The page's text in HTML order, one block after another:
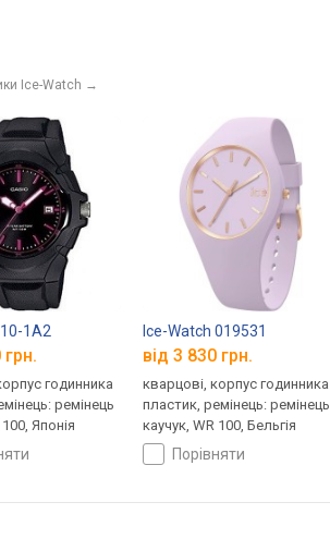
Ice-Watch →
1A2
грн.
годинника
ремінець
Японія
Ice-Watch 019531
від 3 830 грн.
кварцові, корпус годинника
пластик, ремінець: ремінець
каучук, WR 100, Бельгія
порівняти